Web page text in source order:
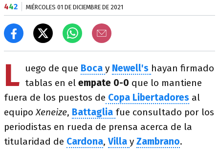
442 MIÉRCOLES 01 DE DICIEMBRE DE 2021
L uego de que Boca y Newell's hayan firmado
tablas en el empate 0-0 que lo mantiene
fuera de los puestos de Copa Libertadores al
equipoXeneize, Battaglia fue consultado por los
periodistas en rueda de prensa acerca de la
titularidad de Cardona,Villa y Zambrano.